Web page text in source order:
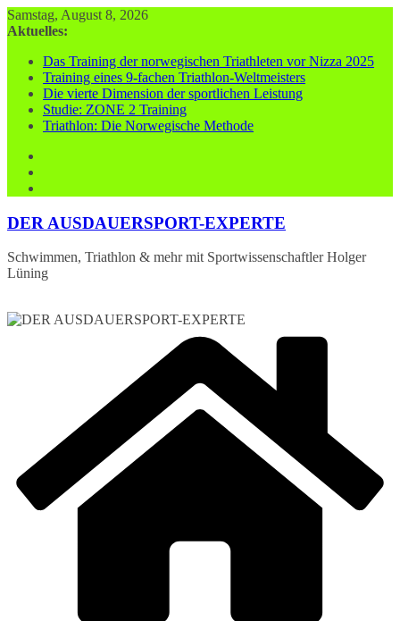
Zum
Inhalt
Samstag, August 8, 2026
Aktuelles:
Das Training der norwegischen Triathleten vor Nizza 2025
Training eines 9-fachen Triathlon-Weltmeisters
Die vierte Dimension der sportlichen Leistung
Studie: ZONE 2 Training
Triathlon: Die Norwegische Methode
DER AUSDAUERSPORT-EXPERTE
Schwimmen, Triathlon & mehr mit Sportwissenschaftler Holger
Lüning